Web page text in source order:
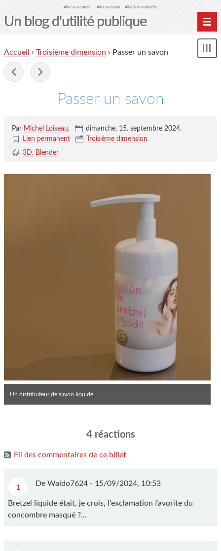
Aller au contenu Aller au menu Aller à la recherche
Un blog d'utilité publique
le Glob qui nuisait grave
Accueil › Troisième dimension › Passer un savon
Passer un savon
Par Michel Loiseau, dimanche, 15. septembre 2024.
Lien permanent
Troisième dimension
3D
Blender
Un distributeur de savon liquide
4 réactions
Fil des commentaires de ce billet
1 De Waldo7624 - 15/09/2024, 10:53
Bretzel liquide était, je crois, l'exclamation favorite du
concombre masqué ?...